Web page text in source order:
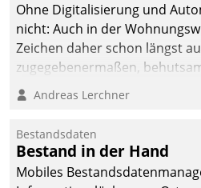
Ohne Digitalisierung und
nicht: Auch in der
Zeichen daher schon längst
zugegebenermaßen,
Branchen.
Andreas Lerchner
Bestandsdaten
Bestand in der Hand
Mobiles